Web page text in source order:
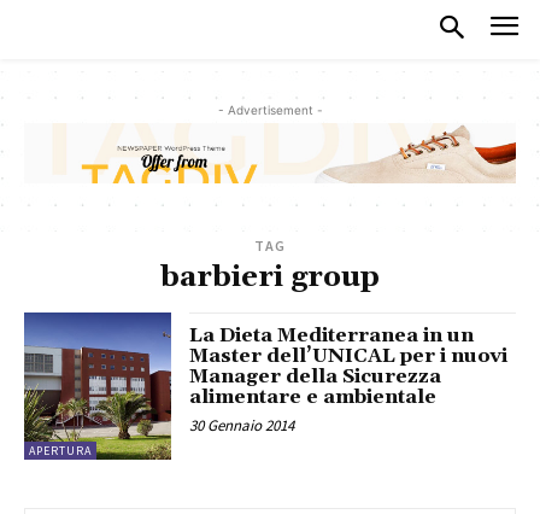
- Advertisement -
TAG
barbieri group
APERTURA
La Dieta Mediterranea in un
Master dell’UNICAL per i nuovi
Manager della Sicurezza
alimentare e ambientale
30 Gennaio 2014